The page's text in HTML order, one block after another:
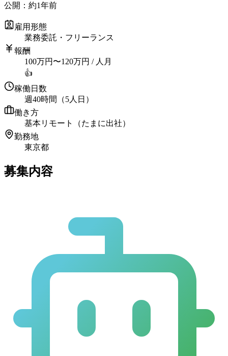
公開： 約1年前
雇用形態
業務委託・フリーランス
報酬
100万円 〜120万円 / 人月
👍
稼働日数
週40時間（5人日）
働き方
基本リモート（たまに出社）
勤務地
東京都
募集内容